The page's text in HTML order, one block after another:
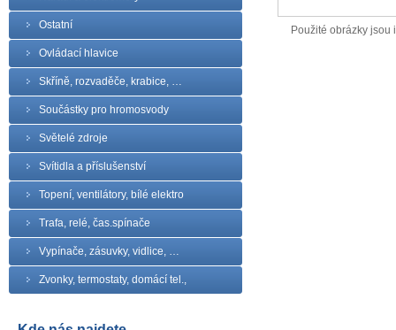
Ostatní
Ovládací hlavice
Skříně, rozvaděče, krabice, …
Součástky pro hromosvody
Světelé zdroje
Svítidla a příslušenství
Topení, ventilátory, bílé elektro
Trafa, relé, čas.spínače
Vypínače, zásuvky, vidlice, …
Zvonky, termostaty, domácí tel.,
Použité obrázky jsou